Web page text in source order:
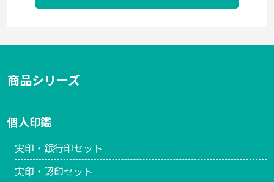
商品シリーズ
個人印鑑
実印・銀行印セット
実印・認印セット